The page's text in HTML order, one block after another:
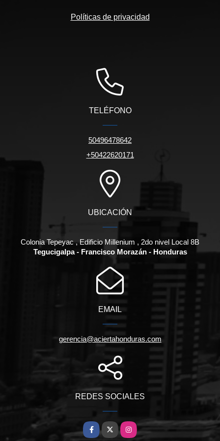
Políticas de privacidad
TELÉFONO
50496478642
+50422620171
UBICACIÓN
Colonia Tepeyac , Edificio Millenium , 2do nivel Local 8B
Tegucigalpa - Francisco Morazán - Honduras
EMAIL
gerencia@aciertahonduras.com
REDES SOCIALES
Facebook
X Instagram